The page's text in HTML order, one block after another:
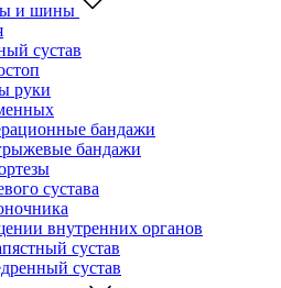
и шины
сустав
руки
бандажи
бандажи
сустава
внутренних органов
сустав
сустав